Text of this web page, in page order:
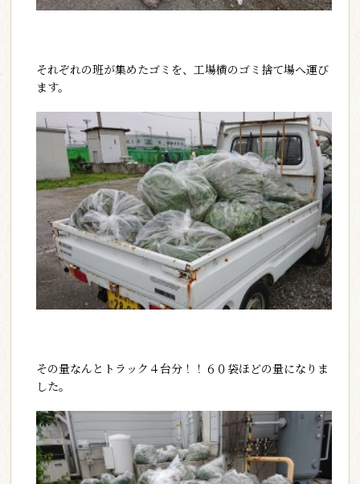
それぞれの班が集めたゴミを、工場横のゴミ捨て場へ運び
ます。
その量なんとトラック４台分！！６０袋ほどの量になりま
した。